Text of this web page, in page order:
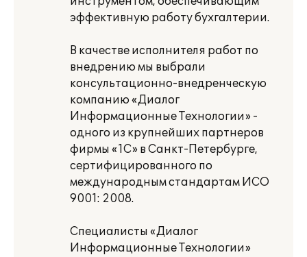
эффективную работу бухгалтерии.
В качестве исполнителя работ по
внедрению мы выбрали
консультационно-внедренческую
компанию «Диалог
Информационные Технологии» -
одного из крупнейших партнеров
фирмы «1С» в Санкт-Петербурге,
сертифицированного по
международным стандартам ИСО
9001: 2008.
Специалисты «Диалог
Информационные Технологии»